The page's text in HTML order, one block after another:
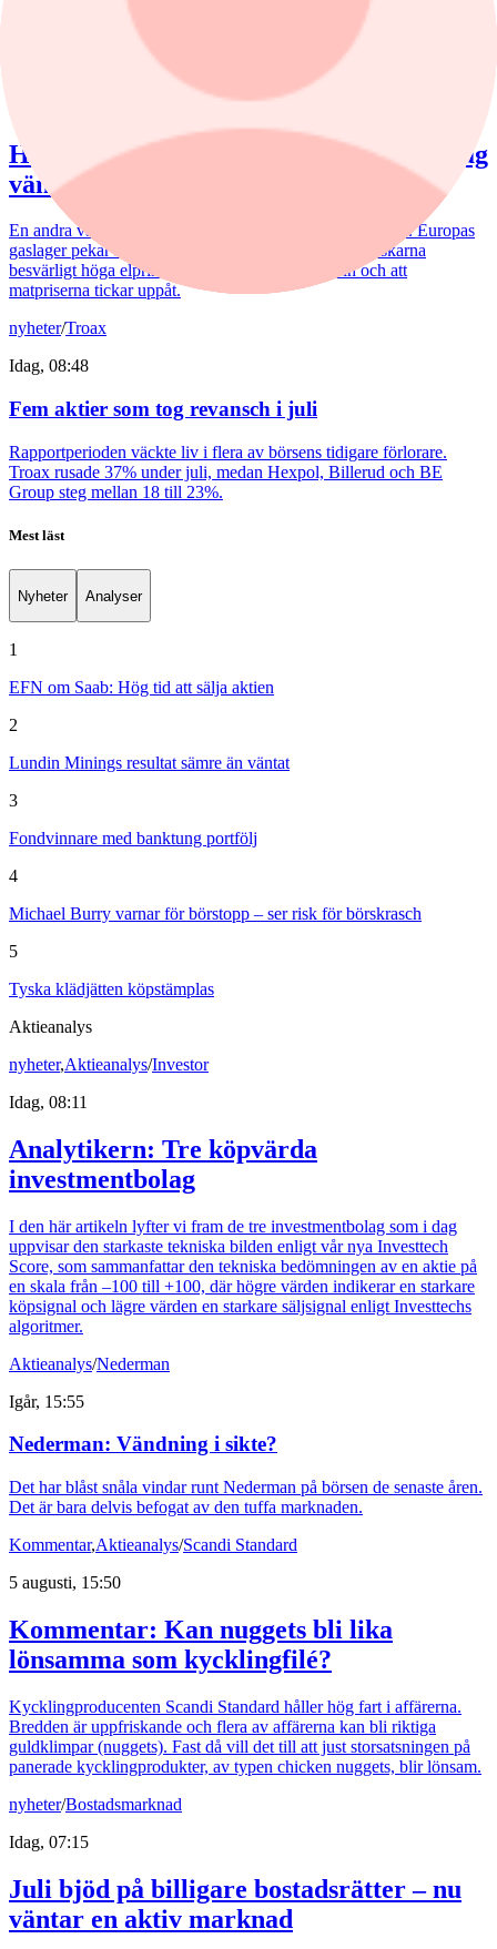
bedragare som myndigheter med förfalskade dokument för att lura
kunder på deras pengar.
Hemberg: Energikris och ny inflationsvåg
väntar
En andra våg av dyra energipriser kan nå oss redan i höst. Europas
gaslager pekar i den riktningen. Samtidigt möter svenskarna
besvärligt höga elpriser, fyra kronor dyrare bensin och att
matpriserna tickar uppåt.
nyheter/Troax
Idag, 08:48
Fem aktier som tog revansch i juli
Rapportperioden väckte liv i flera av börsens tidigare förlorare.
Troax rusade 37% under juli, medan Hexpol, Billerud och BE
Group steg mellan 18 till 23%.
Mest läst
Nyheter Analyser
1
EFN om Saab: Hög tid att sälja aktien
2
Lundin Minings resultat sämre än väntat
3
Fondvinnare med banktung portfölj
4
Michael Burry varnar för börstopp – ser risk för börskrasch
5
Tyska klädjätten köpstämplas
Aktieanalys
nyheter,Aktieanalys/Investor
Idag, 08:11
Analytikern: Tre köpvärda
investmentbolag
I den här artikeln lyfter vi fram de tre investmentbolag som i dag
uppvisar den starkaste tekniska bilden enligt vår nya Investtech
Score, som sammanfattar den tekniska bedömningen av en aktie på
en skala från –100 till +100, där högre värden indikerar en starkare
köpsignal och lägre värden en starkare säljsignal enligt Investtechs
algoritmer.
Aktieanalys/Nederman
Igår, 15:55
Nederman: Vändning i sikte?
Det har blåst snåla vindar runt Nederman på börsen de senaste åren.
Det är bara delvis befogat av den tuffa marknaden.
Kommentar,Aktieanalys/Scandi Standard
5 augusti, 15:50
Kommentar: Kan nuggets bli lika
lönsamma som kycklingfilé?
Kycklingproducenten Scandi Standard håller hög fart i affärerna.
Bredden är uppfriskande och flera av affärerna kan bli riktiga
guldklimpar (nuggets). Fast då vill det till att just storsatsningen på
panerade kycklingprodukter, av typen chicken nuggets, blir lönsam.
nyheter/Bostadsmarknad
Idag, 07:15
Juli bjöd på billigare bostadsrätter – nu
väntar en aktiv marknad